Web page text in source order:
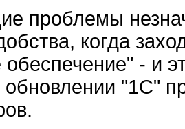
проблемы
когда
- и
"1С"